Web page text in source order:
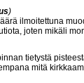
)
ilmoitettuna
joten mikäli
tietystä
mitä